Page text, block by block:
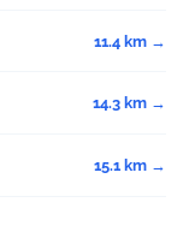
11.4 km →
14.3 km →
15.1 km →